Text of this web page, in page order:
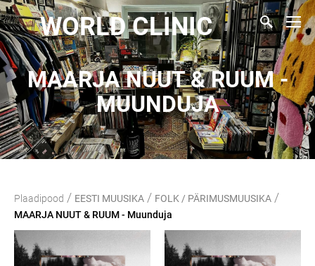
WORLD CLINIC
MAARJA NUUT & RUUM -
MUUNDUJA
Plaadipood / EESTI MUUSIKA / FOLK / PÄRIMUSMUUSIKA /
MAARJA NUUT & RUUM - Muunduja